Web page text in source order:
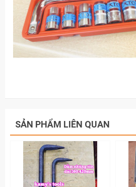
SẢN PHẨM LIÊN QUAN